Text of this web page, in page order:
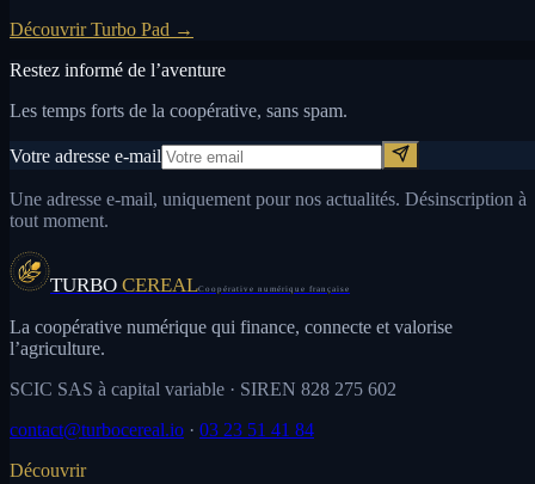
Découvrir Turbo Pad →
Restez informé de l’aventure
Les temps forts de la coopérative, sans spam.
Votre adresse e-mail
Une adresse e-mail, uniquement pour nos actualités. Désinscription à
tout moment.
TURBO CEREALCoopérative numérique française
La coopérative numérique qui finance, connecte et valorise
l’agriculture.
SCIC SAS à capital variable · SIREN 828 275 602
contact@turbocereal.io · 03 23 51 41 84
Découvrir